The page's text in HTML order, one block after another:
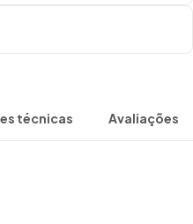
técnicas Avaliações